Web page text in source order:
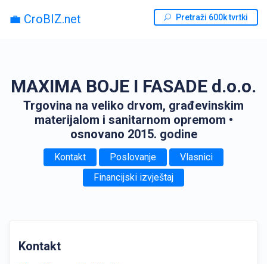
💼 CroBIZ.net Pretraži 600k tvrtki
MAXIMA BOJE I FASADE d.o.o.
Trgovina na veliko drvom, građevinskim
materijalom i sanitarnom opremom •
osnovano 2015. godine
Kontakt Poslovanje
Vlasnici
Financijski izvještaj
Kontakt